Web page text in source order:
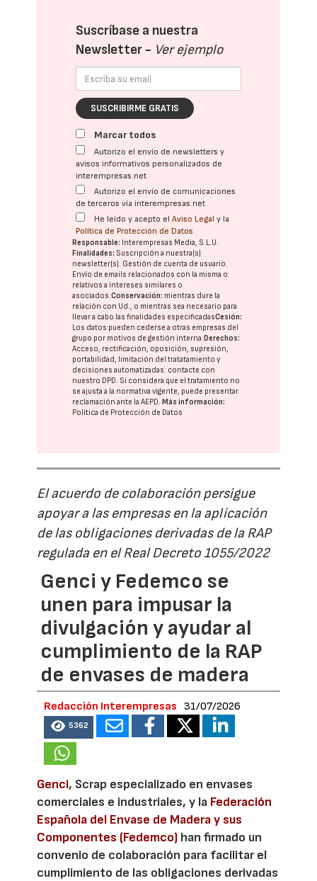
Suscríbase a nuestra
Newsletter - Ver ejemplo
SUSCRIBIRME GRATIS
Marcar todos
Autorizo el envío de newsletters y
avisos informativos personalizados de
interempresas.net
Autorizo el envío de comunicaciones
de terceros vía interempresas.net
He leído y acepto elAviso Legal y la
Política de Protección de Datos
Responsable: Interempresas Media, S.L.U.
Finalidades: Suscripción a nuestra(s)
newsletter(s). Gestión de cuenta de usuario.
Envío de emails relacionados con la misma o
relativos a intereses similares o
asociados.Conservación: mientras dure la
relación con Ud., o mientras sea necesario para
llevar a cabo las finalidades especificadasCesión:
Los datos pueden cederse a otras empresas del
grupo por motivos de gestión interna. Derechos:
Acceso, rectificación, oposición, supresión,
portabilidad, limitación del tratatamiento y
decisiones automatizadas: contacte con
nuestro DPD. Si considera que el tratamiento no
se ajusta a la normativa vigente, puede presentar
reclamación ante laAEPD. Más información:
Política de Protección de Datos
El acuerdo de colaboración persigue
apoyar a las empresas en la aplicación
de las obligaciones derivadas de la RAP
regulada en el Real Decreto 1055/2022
Genci y Fedemco se
unen para impusar la
divulgación y ayudar al
cumplimiento de la RAP
de envases de madera
Redacción Interempresas 31/07/2026
5362
Genci, Scrap especializado en envases
comerciales e industriales, y la Federación
Española del Envase de Madera y sus
Componentes (Fedemco) han firmado un
convenio de colaboración para facilitar el
cumplimiento de las obligaciones derivadas